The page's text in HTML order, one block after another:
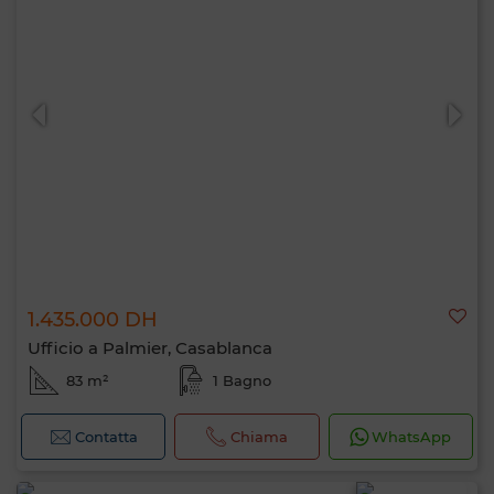
1.435.000 DH
Ufficio a Palmier, Casablanca
83 m² 1 Bagno
Contatta Chiama WhatsApp